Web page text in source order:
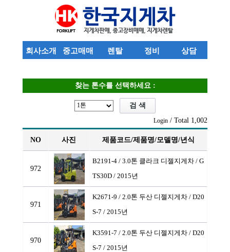
회사소개 중고매매 렌탈 정비 상담
찾는 톤수를 선택하세요 :
Login / Total 1,002
NO 사진 제품코드/제품명/모델명/년식
972
B2191-4 / 3.0톤 클라크 디젤지게차 / G
TS30D / 2015년
971
K2671-9 / 2.0톤 두산 디젤지게차 / D20
S-7 / 2015년
970
K3591-7 / 2.0톤 두산 디젤지게차 / D20
S-7 / 2015년